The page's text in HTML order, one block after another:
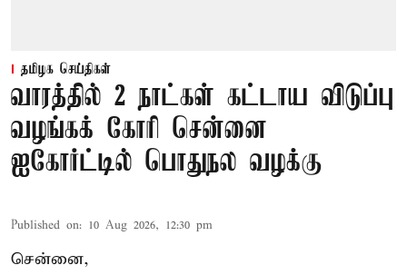
தமிழக செய்திகள்
வாரத்தில் 2 நாட்கள் கட்டாய விடுப்பு
வழங்கக் கோரி சென்னை
ஐகோர்ட்டில் பொதுநல வழக்கு
Published on: 10 Aug 2026, 12:30 pm
சென்னை,